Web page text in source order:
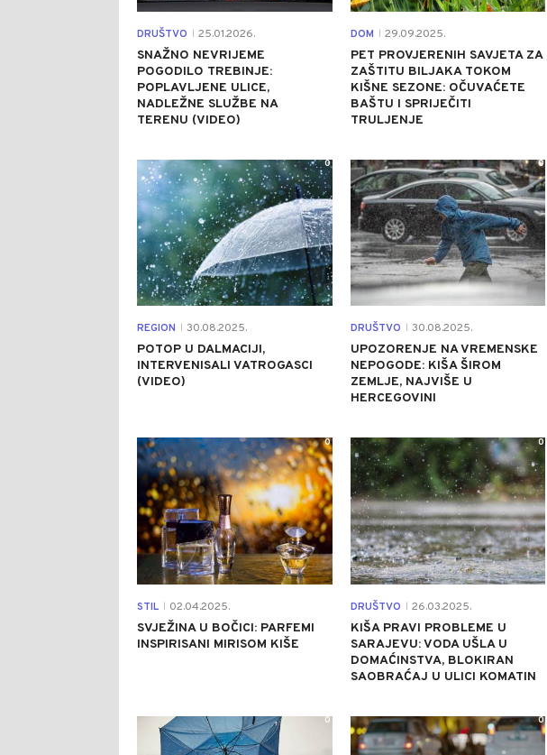
DRUŠTVO 25.01.2026.
SNAŽNO NEVRIJEME
POGODILO TREBINJE:
POPLAVLJENE ULICE,
NADLEŽNE SLUŽBE NA
TERENU (VIDEO)
DOM 29.09.2025.
PET PROVJERENIH SAVJETA ZA
ZAŠTITU BILJAKA TOKOM
KIŠNE SEZONE: OČUVAĆETE
BAŠTU I SPRIJEČITI
TRULJENJE
REGION 30.08.2025.
POTOP U DALMACIJI,
INTERVENISALI VATROGASCI
(VIDEO)
0
DRUŠTVO 30.08.2025.
UPOZORENJE NA VREMENSKE
NEPOGODE: KIŠA ŠIROM
ZEMLJE, NAJVIŠE U
HERCEGOVINI
0
STIL 02.04.2025.
SVJEŽINA U BOČICI: PARFEMI
INSPIRISANI MIRISOM KIŠE
0
DRUŠTVO 26.03.2025.
KIŠA PRAVI PROBLEME U
SARAJEVU: VODA UŠLA U
DOMAĆINSTVA, BLOKIRAN
SAOBRAĆAJ U ULICI KOMATIN
0
0 0